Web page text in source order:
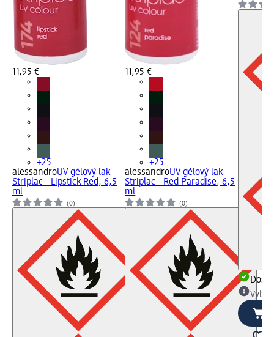
11,95 €
+25
alessandroUV gélový lak
Striplac - Lipstick Red, 6,5
ml
(0)
11,95 €
+25
alessandroUV gélový lak
Striplac - Red Paradise, 6,5
ml
(0)